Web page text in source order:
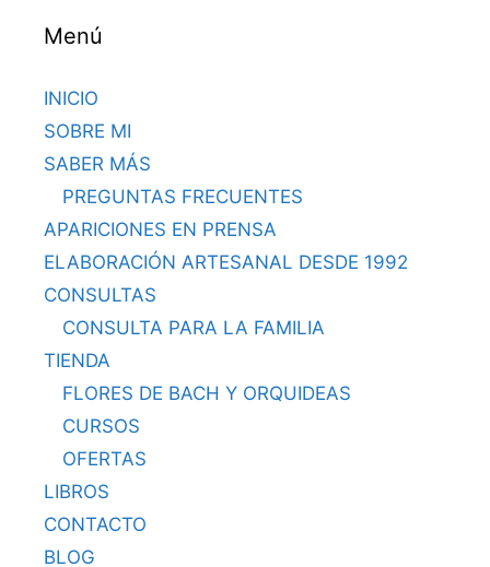
Menú
INICIO
SOBRE MI
SABER MÁS
PREGUNTAS FRECUENTES
APARICIONES EN PRENSA
ELABORACIÓN ARTESANAL DESDE 1992
CONSULTAS
CONSULTA PARA LA FAMILIA
TIENDA
FLORES DE BACH Y ORQUIDEAS
CURSOS
OFERTAS
LIBROS
CONTACTO
BLOG